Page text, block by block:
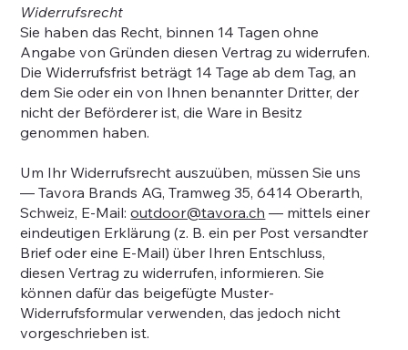
Widerrufsrecht
Sie haben das Recht, binnen 14 Tagen ohne
Angabe von Gründen diesen Vertrag zu widerrufen.
Die Widerrufsfrist beträgt 14 Tage ab dem Tag, an
dem Sie oder ein von Ihnen benannter Dritter, der
nicht der Beförderer ist, die Ware in Besitz
genommen haben.
Um Ihr Widerrufsrecht auszuüben, müssen Sie uns
— Tavora Brands AG, Tramweg 35, 6414 Oberarth,
Schweiz, E-Mail:outdoor@tavora.ch — mittels einer
eindeutigen Erklärung (z. B. ein per Post versandter
Brief oder eine E-Mail) über Ihren Entschluss,
diesen Vertrag zu widerrufen, informieren. Sie
können dafür das beigefügte Muster-
Widerrufsformular verwenden, das jedoch nicht
vorgeschrieben ist.